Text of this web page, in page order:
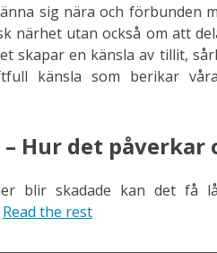
sig nära och förbunden
närhet utan också om att
skapar en känsla av tillit,
känsla som berikar
Hur det påverkar
blir skadade kan det få
Read the rest